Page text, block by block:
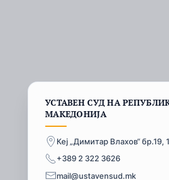
УСТАВЕН СУД НА
МАКЕДОНИЈА
Кеј „Димитар Влахов“ бр.19,
+389 2 322 3626
mail@ustavensud.mk